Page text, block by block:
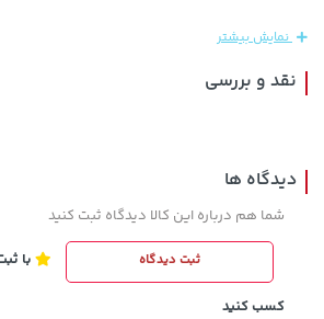
103,580,000 تومان خرید
نمایش بیشتر
نقد و بررسی
دیدگاه ها
شما هم درباره این کالا دیدگاه ثبت کنید
ثبت دیدگاه
کسب کنید